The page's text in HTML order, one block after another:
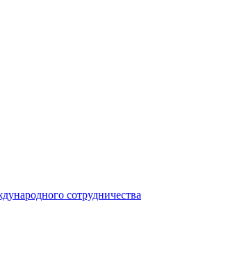
сотрудничества